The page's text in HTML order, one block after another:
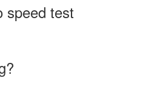
speed test